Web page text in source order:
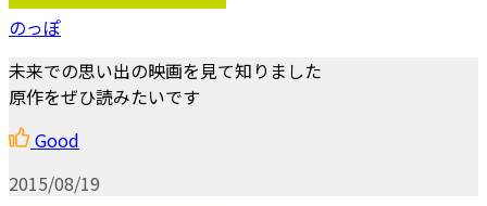
のっぽ
未来での思い出の映画を見て知りました
原作をぜひ読みたいです
Good
2015/08/19